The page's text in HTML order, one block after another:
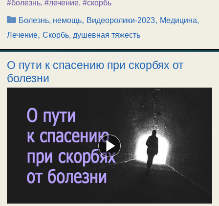
#болезнь, #лечение, #скорбь
Рубрики
Болезнь, немощь, Видеоролики-2023, Медицина,
Лечение, Скорбь, душевная тяжесть
О пути к спасению при скорбях от
болезни